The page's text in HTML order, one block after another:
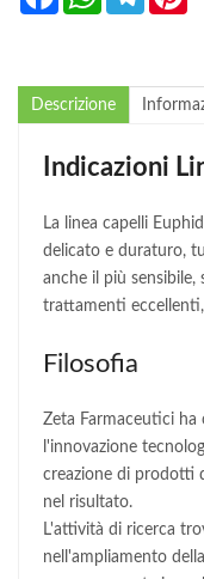
Descrizione
Indicazioni
La linea capelli
delicato e duraturo,
anche il più
trattamenti
Filosofia
Zeta Farmaceutici ha
l'innovazione
creazione di prodotti
nel risultato.
L'attività di ricerca
nell'ampliamento